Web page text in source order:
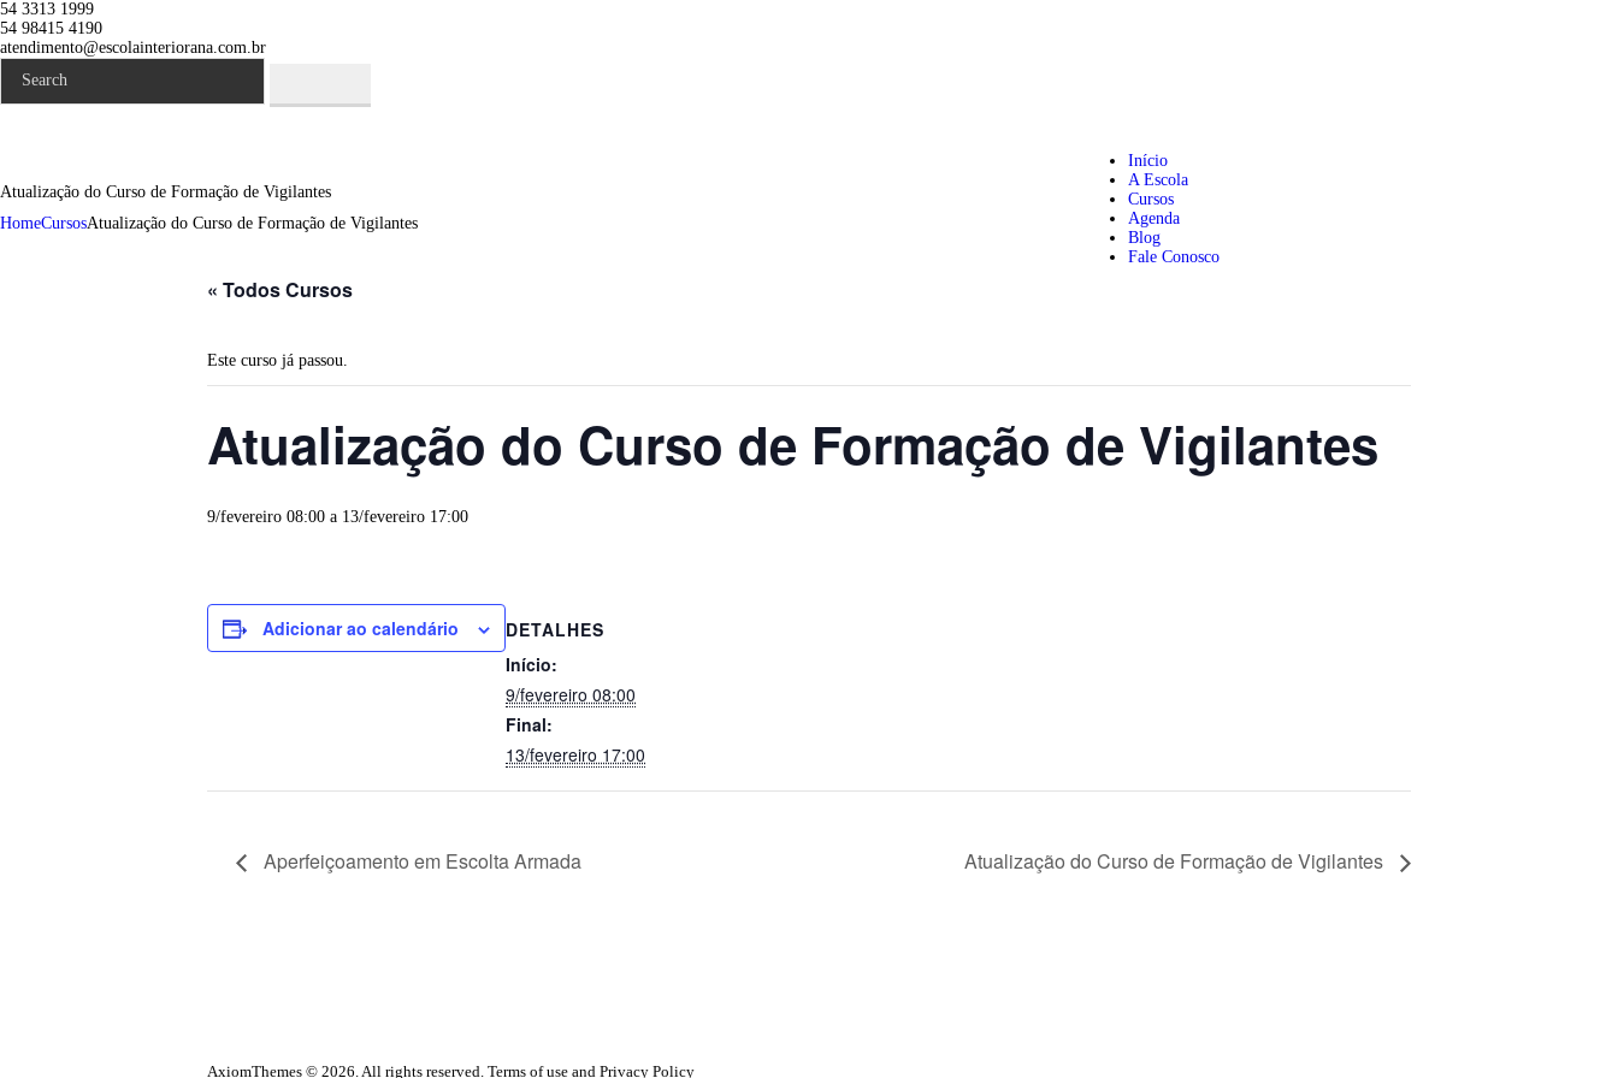
54 3313 1999
54 98415 4190
atendimento@escolainteriorana.com.br
Início
A Escola
Cursos
Agenda
Blog
Fale Conosco
Atualização do Curso de Formação de Vigilantes
HomeCursosAtualização do Curso de Formação de Vigilantes
« Todos Cursos
Este curso já passou.
Atualização do Curso de Formação de Vigilantes
9/fevereiro 08:00 a 13/fevereiro 17:00
Adicionar ao calendário
DETALHES
Início:
9/fevereiro 08:00
Final:
13/fevereiro 17:00
Aperfeiçoamento em Escolta Armada Atualização do Curso de Formação de Vigilantes
AxiomThemes © 2026. All rights reserved. Terms of use and Privacy Policy